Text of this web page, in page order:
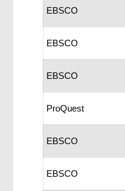
EBSCO
EBSCO
EBSCO
ProQuest
EBSCO
EBSCO